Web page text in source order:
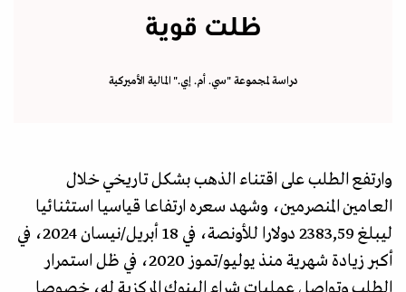
ظلت قوية
دراسة لمجموعة "سي. أم. إي." المالية الأميركية
وارتفع الطلب على اقتناء الذهب بشكل تاريخي خلال
العامين المنصرمين، وشهد سعره ارتفاعا قياسيا استثنائيا
ليبلغ 2383,59
دولارا للأونصة، في 18 أبريل/نيسان 2024، في
أكبر زيادة شهرية منذ يوليو/تموز 2020، في ظل استمرار